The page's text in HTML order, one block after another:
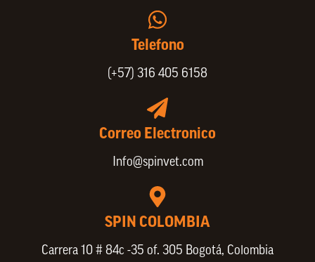
Telefono
(+57) 316 405 6158
Correo Electronico
Info@spinvet.com
SPIN COLOMBIA
Carrera 10 # 84c -35 of. 305 Bogotá, Colombia